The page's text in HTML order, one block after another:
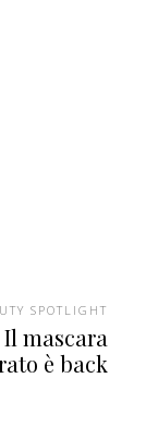
SPOTLIGHT
mascara
è back